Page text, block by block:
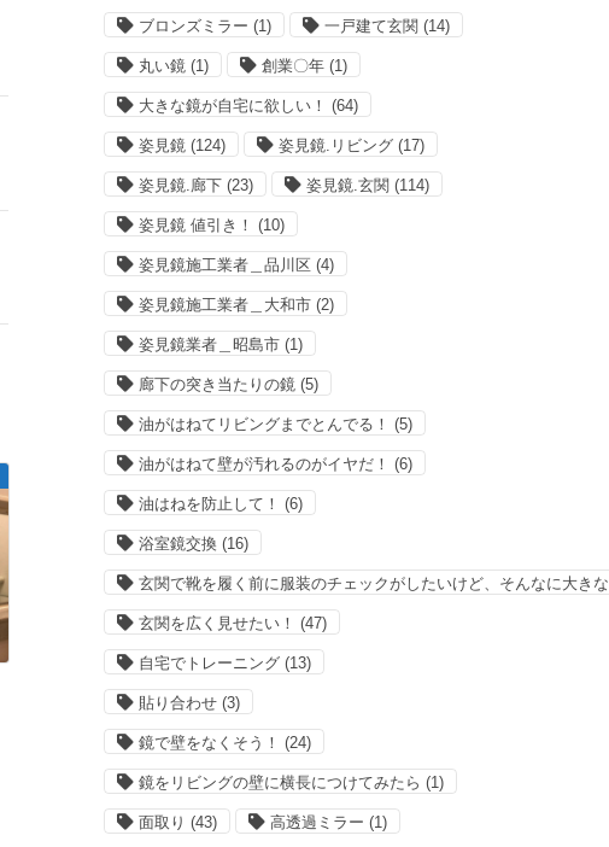
ブロンズミラー (1) 一戸建て玄関 (14)
丸い鏡 (1) 創業〇年 (1)
大きな鏡が自宅に欲しい！ (64)
姿見鏡 (124) 姿見鏡.リビング (17)
姿見鏡.廊下 (23) 姿見鏡.玄関 (114)
姿見鏡 値引き！ (10)
姿見鏡施工業者＿品川区 (4)
姿見鏡施工業者＿大和市 (2)
姿見鏡業者＿昭島市 (1)
廊下の突き当たりの鏡 (5)
油がはねてリビングまでとんでる！ (5)
油がはねて壁が汚れるのがイヤだ！ (6)
油はねを防止して！ (6)
浴室鏡交換 (16)
玄関で靴を履く前に服装のチェックがしたいけど、そんなに大き
玄関を広く見せたい！ (47)
自宅でトレーニング (13)
貼り合わせ (3)
鏡で壁をなくそう！ (24)
鏡をリビングの壁に横長につけてみたら (1)
面取り (43) 高透過ミラー (1)